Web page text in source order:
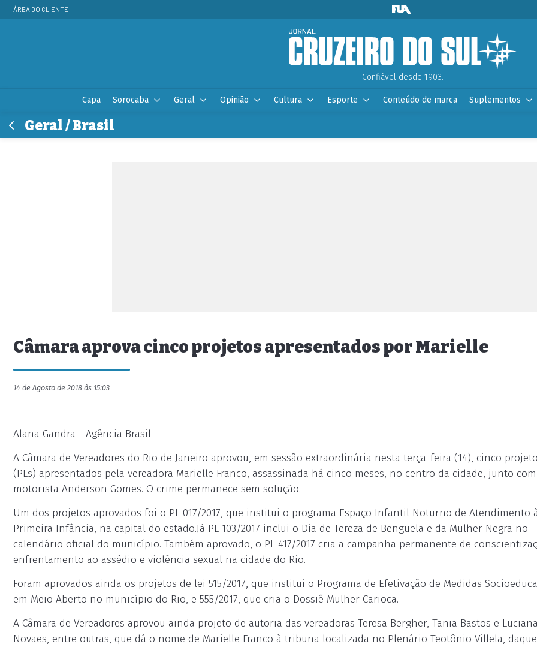
ÁREA DO CLIENTE
Confiável desde 1903.
Capa Sorocaba Geral Opinião Cultura Esporte Conteúdo de marca Suplementos
Geral / Brasil
Câmara aprova cinco projetos apresentados por Marielle
14 de Agosto de 2018 às 15:03
Alana Gandra - Agência Brasil
A Câmara de Vereadores do Rio de Janeiro aprovou, em sessão extraordinária nesta terça-feira (14), cinco
(PLs) apresentados pela vereadora Marielle Franco, assassinada há cinco meses, no centro da cidade, junto
motorista Anderson Gomes. O crime permanece sem solução.
Um dos projetos aprovados foi o PL 017/2017, que institui o programa Espaço Infantil Noturno de Atendimento
Primeira Infância, na capital do estado.Já PL 103/2017 inclui o Dia de Tereza de Benguela e da Mulher Negra no
calendário oficial do município. Também aprovado, o PL 417/2017 cria a campanha permanente de
enfrentamento ao assédio e violência sexual na cidade do Rio.
Foram aprovados ainda os projetos de lei 515/2017, que institui o Programa de Efetivação de Medidas
em Meio Aberto no município do Rio, e 555/2017, que cria o Dossiê Mulher Carioca.
A Câmara de Vereadores aprovou ainda projeto de autoria das vereadoras Teresa Bergher, Tania Bastos e Luciana
Novaes, entre outras, que dá o nome de Marielle Franco à tribuna localizada no Plenário Teotônio Villela,